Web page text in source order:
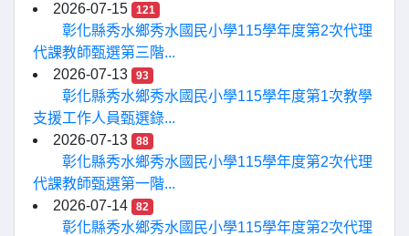
2026-07-15
121
彰化縣秀水鄉秀水國民小學115學年度第2次代理
代課教師甄選第三階...
2026-07-13
93
彰化縣秀水鄉秀水國民小學115學年度第1次教學
支援工作人員甄選錄...
2026-07-13
88
彰化縣秀水鄉秀水國民小學115學年度第2次代理
代課教師甄選第一階...
2026-07-14
82
彰化縣秀水鄉秀水國民小學115學年度第2次代理